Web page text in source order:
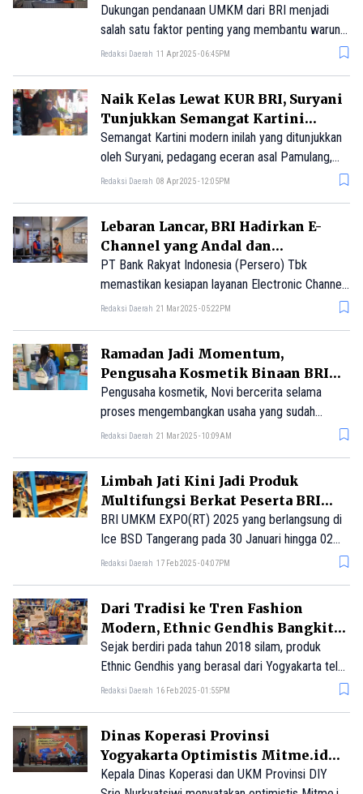
Pembeli Berkat BRI
Dukungan pendanaan UMKM dari BRI menjadi
salah satu faktor penting yang membantu warung
legendaris di Pasar Beringharjo ini tumbuh dan
Redaksi Daerah 11 Apr 2025 - 06:45PM
Naik Kelas Lewat KUR BRI, Suryani
Tunjukkan Semangat Kartini
Sesungguhnya
Semangat Kartini modern inilah yang ditunjukkan
oleh Suryani, pedagang eceran asal Pamulang,
Tangerang Selatan, Banten yang kini berhasil
kelontong yang ia jalankan.
Redaksi Daerah 08 Apr 2025 - 12:05PM
Lebaran Lancar, BRI Hadirkan E-
Channel yang Andal dan
Terpercaya
PT Bank Rakyat Indonesia (Persero) Tbk
memastikan kesiapan layanan Electronic Channel
(E-Channel) untuk mendukung kelancaran
Redaksi Daerah 21 Mar 2025 - 05:22PM
Ramadan Jadi Momentum,
Pengusaha Kosmetik Binaan BRI
Panen Omzet
Pengusaha kosmetik, Novi bercerita selama
proses mengembangkan usaha yang sudah
dirintis bertahun-tahun tersebut, bantuan
Redaksi Daerah 21 Mar 2025 - 10:09AM
Limbah Jati Kini Jadi Produk
Multifungsi Berkat Peserta BRI
UMKM EXPO(RT)
BRI UMKM EXPO(RT) 2025 yang berlangsung di
Ice BSD Tangerang pada 30 Januari hingga 02
Februari 2025 bertujuan mendukung peningkatan
Redaksi Daerah 17 Feb 2025 - 04:07PM
Dari Tradisi ke Tren Fashion
Modern, Ethnic Gendhis Bangkit
Bersama BRI
Sejak berdiri pada tahun 2018 silam, produk
Ethnic Gendhis yang berasal dari Yogyakarta telah
dinikmati konsumen dari dalam hingga luar negeri
Redaksi Daerah 16 Feb 2025 - 01:55PM
Dinas Koperasi Provinsi
Yogyakarta Optimistis Mitme.id
Bakal Jadi Solusi Komunikasi
Kepala Dinas Koperasi dan UKM Provinsi DIY